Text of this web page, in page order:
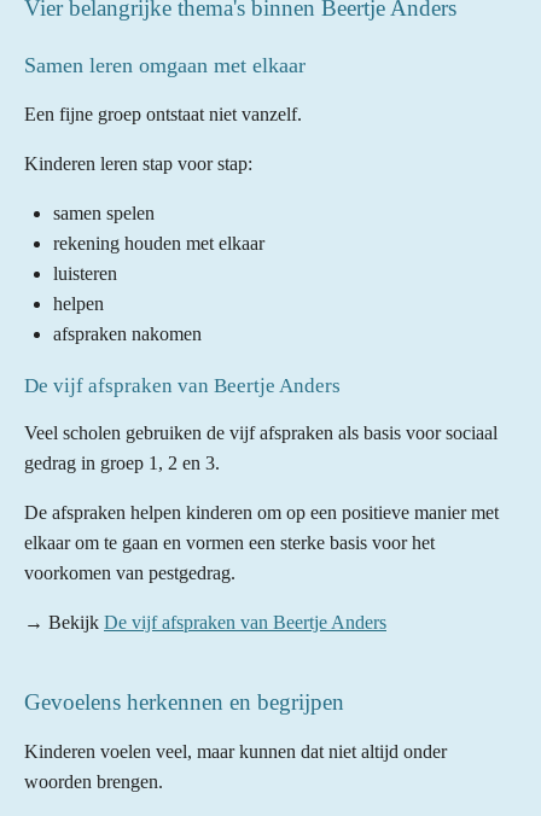
Vier belangrijke thema's binnen Beertje Anders
Samen leren omgaan met elkaar
Een fijne groep ontstaat niet vanzelf.
Kinderen leren stap voor stap:
samen spelen
rekening houden met elkaar
luisteren
helpen
afspraken nakomen
De vijf afspraken van Beertje Anders
Veel scholen gebruiken de vijf afspraken als basis voor sociaal
gedrag in groep 1, 2 en 3.
De afspraken helpen kinderen om op een positieve manier met
elkaar om te gaan en vormen een sterke basis voor het
voorkomen van pestgedrag.
→ Bekijk De vijf afspraken van Beertje Anders
Gevoelens herkennen en begrijpen
Kinderen voelen veel, maar kunnen dat niet altijd onder
woorden brengen.